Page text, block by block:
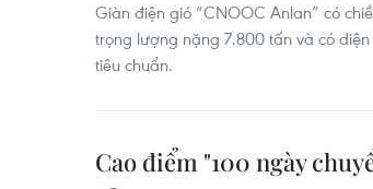
Giàn điện gió “CNOOC Anlan” có
trọng lượng nặng 7.800 tấn và có
tiêu chuẩn.
Cao điểm "100 ngày